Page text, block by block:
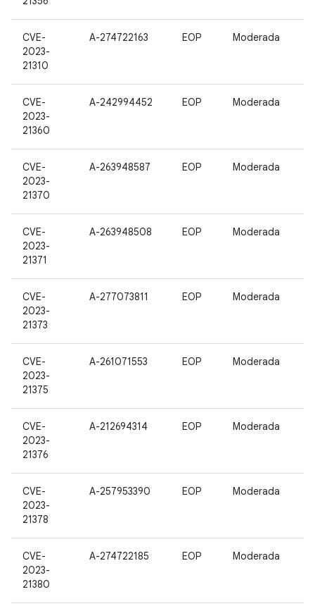
CVE-
2023-
21310
A-274722163 EOP Moderada
CVE-
2023-
21360
A-242994452 EOP Moderada
CVE-
2023-
21370
A-263948587 EOP Moderada
CVE-
2023-
21371
A-263948508 EOP Moderada
CVE-
2023-
21373
A-277073811 EOP Moderada
CVE-
2023-
21375
A-261071553 EOP Moderada
CVE-
2023-
21376
A-212694314 EOP Moderada
CVE-
2023-
21378
A-257953390 EOP Moderada
CVE-
2023-
21380
A-274722185 EOP Moderada